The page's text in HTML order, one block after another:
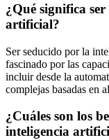
¿Qué significa
artificial?
Ser seducido por la
fascinado por las
incluir desde la
complejas basadas en
¿Cuáles son los
inteligencia